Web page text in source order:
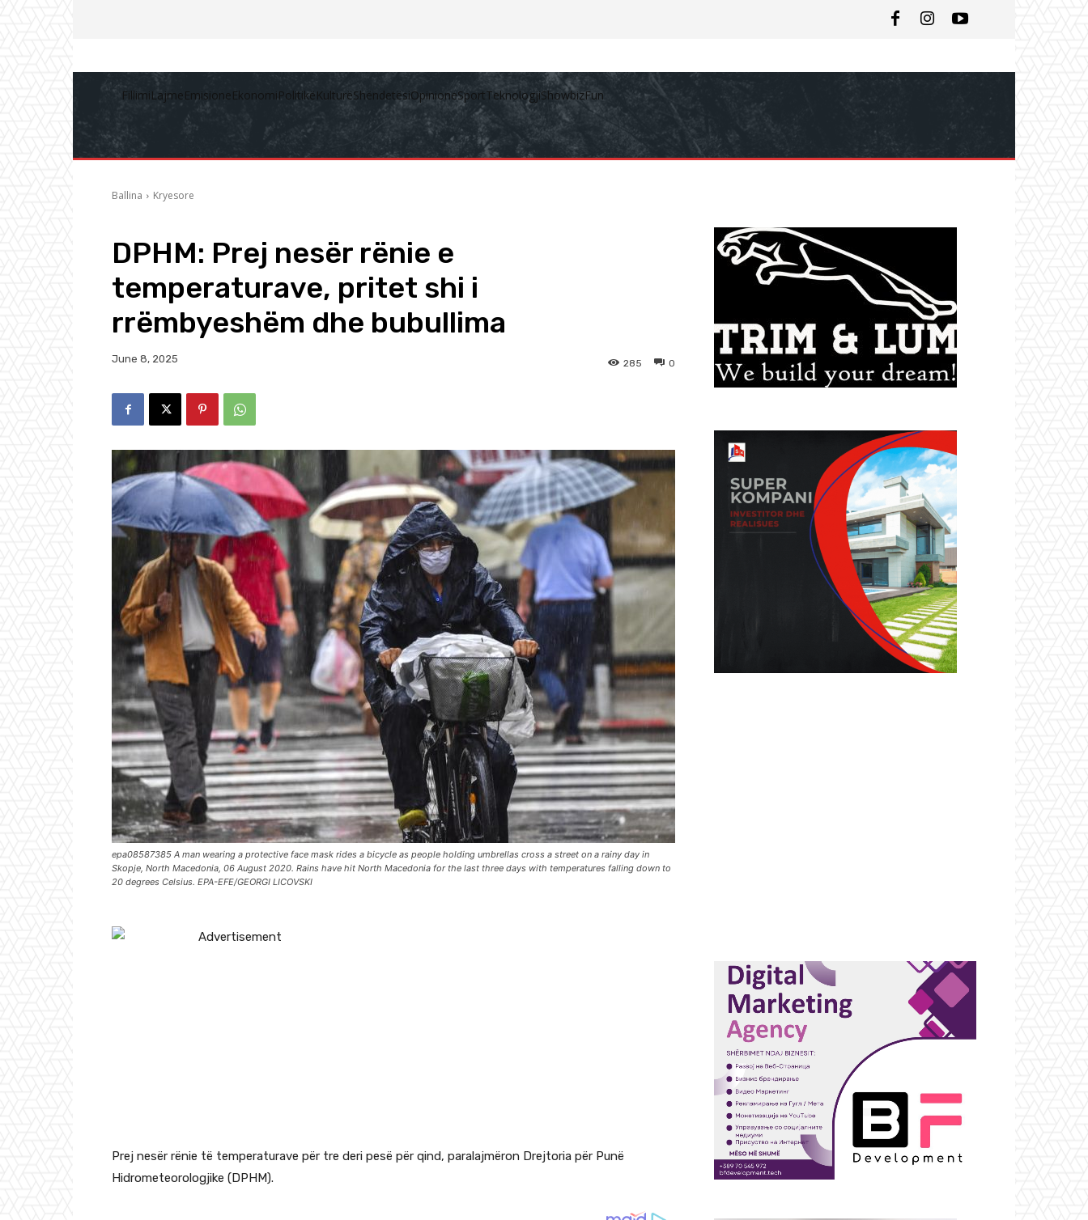
FillimiLajmeEmisioneEkonomiPolitikëKulturëShëndetësiOpinioneSportTeknologjiShowbizFun
Ballina Kryesore
DPHM: Prej nesër rënie e
temperaturave, pritet shi i
rrëmbyeshëm dhe bubullima
June 8, 2025 0
285
epa08587385 A man wearing a protective face mask rides a bicycle as people holding umbrellas cross a street on a rainy day in
Skopje, North Macedonia, 06 August 2020. Rains have hit North Macedonia for the last three days with temperatures falling down to
20 degrees Celsius. EPA-EFE/GEORGI LICOVSKI
Prej nesër rënie të temperaturave për tre deri pesë për qind, paralajmëron Drejtoria për Punë
Hidrometeorologjike (DPHM).